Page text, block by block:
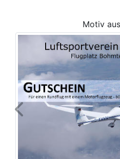
Motiv
Previous